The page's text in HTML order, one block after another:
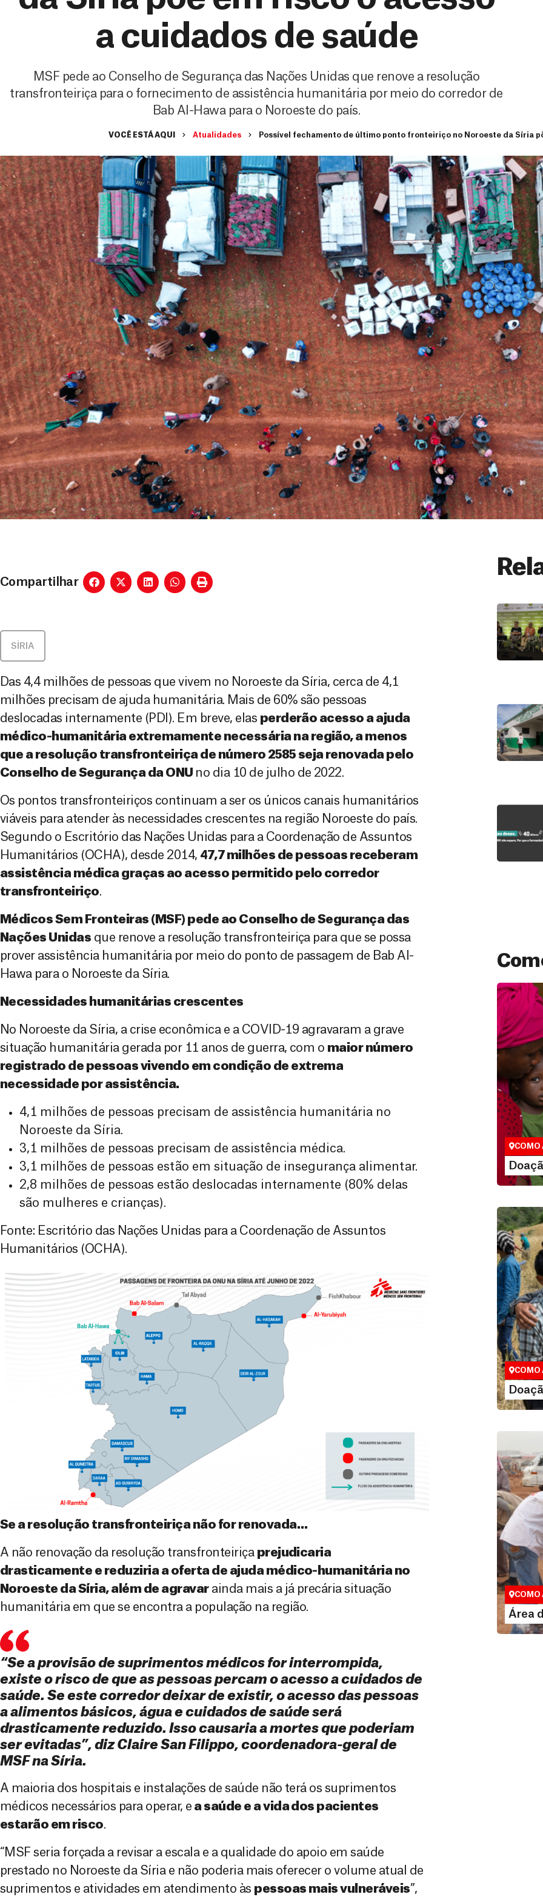
a cuidados de saúde
MSF pede ao Conselho de Segurança das Nações Unidas que renove a resolução
transfronteiriça para o fornecimento de assistência humanitária por meio do corredor de
Bab Al-Hawa para o Noroeste do país.
VOCÊ ESTÁ AQUI Atualidades Possível fechamento de último ponto fronteiriço no Noroeste da Síria
Compartilhar
SÍRIA
Das 4,4 milhões de pessoas que vivem no Noroeste da Síria, cerca de 4,1
milhões precisam de ajuda humanitária. Mais de 60% são pessoas
deslocadas internamente (PDI). Em breve, elas perderão acesso a ajuda
médico-humanitária extremamente necessária na região, a menos
que a resolução transfronteiriça de número 2585 seja renovada pelo
Conselho de Segurança da ONU no dia 10 de julho de 2022.
Os pontos transfronteiriços continuam a ser os únicos canais humanitários
viáveis para atender às necessidades crescentes na região Noroeste do país.
Segundo o Escritório das Nações Unidas para a Coordenação de Assuntos
Humanitários (OCHA), desde 2014, 47,7 milhões de pessoas receberam
assistência médica graças ao acesso permitido pelo corredor
transfronteiriço.
Médicos Sem Fronteiras (MSF) pede ao Conselho de Segurança das
Nações Unidas que renove a resolução transfronteiriça para que se possa
prover assistência humanitária por meio do ponto de passagem de Bab Al-
Hawa para o Noroeste da Síria.
Necessidades humanitárias crescentes
No Noroeste da Síria, a crise econômica e a COVID-19 agravaram a grave
situação humanitária gerada por 11 anos de guerra, com o maior número
registrado de pessoas vivendo em condição de extrema
necessidade por assistência.
4,1 milhões de pessoas precisam de assistência humanitária no
Noroeste da Síria.
3,1 milhões de pessoas precisam de assistência médica.
3,1 milhões de pessoas estão em situação de insegurança alimentar.
2,8 milhões de pessoas estão deslocadas internamente (80% delas
são mulheres e crianças).
Fonte: Escritório das Nações Unidas para a Coordenação de Assuntos
Humanitários (OCHA).
Se a resolução transfronteiriça não for renovada…
A não renovação da resolução transfronteiriça prejudicaria
drasticamente e reduziria a oferta de ajuda médico-humanitária no
Noroeste da Síria, além de agravarainda mais a já precária situação
humanitária em que se encontra a população na região.
“Se a provisão de suprimentos médicos for interrompida,
existe o risco de que as pessoas percam o acesso a cuidados de
saúde. Se este corredor deixar de existir, o acesso das pessoas
a alimentos básicos, água e cuidados de saúde será
drasticamente reduzido. Isso causaria a mortes que poderiam
ser evitadas”, diz Claire San Filippo, coordenadora-geral de
MSF na Síria.
A maioria dos hospitais e instalações de saúde não terá os suprimentos
médicos necessários para operar, e a saúde e a vida dos pacientes
estarão em risco.
“MSF seria forçada a revisar a escala e a qualidade do apoio em saúde
prestado no Noroeste da Síria e não poderia mais oferecer o volume atual de
suprimentos e atividades em atendimento às pessoas mais vulneráveis”,
Doação
São as
que nos
vidas em
COMO
Você
maneiras,
valor que
COMO
Área
Espaço
COMO
Área